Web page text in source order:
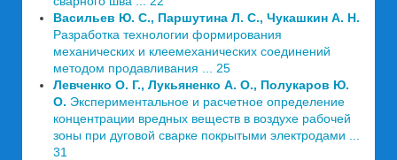
Васильев Ю. С., Паршутина Л. С., Чукашкин А. Н.
Разработка технологии формирования
механических и клеемеханических соединений
методом продавливания ... 25
Левченко О. Г., Лукьяненко А. О., Полукаров Ю.
О. Экспериментальное и расчетное определение
концентрации вредных веществ в воздухе рабочей
зоны при дуговой сварке покрытыми электродами ...
31